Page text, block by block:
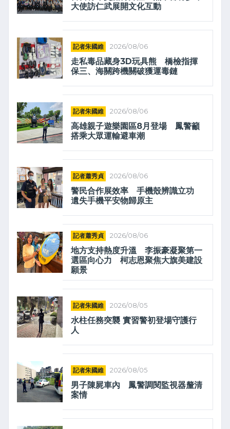
大使訪仁武展開文化互動
記者朱國維 2026/08/06
走私毒品藏身3D玩具熊 橋檢指揮
保三、海關跨機關破獲運毒鏈
記者朱國維 2026/08/06
高雄親子遊樂園區8月登場 鳳警籲
搭乘大眾運輸避車潮
記者蕭秀貞 2026/08/06
警民合作展效率 手機殼辨識立功
遺失手機平安物歸原主
記者蕭秀貞 2026/08/06
地方支持熱度升溫 李振豪凝聚第一
選區向心力 柯志恩聚焦大旗美建設
願景
記者朱國維 2026/08/05
水柱任務突襲 實習警初登場守護行
人
記者朱國維 2026/08/05
男子陳屍車內 鳳警調閱監視器釐清
案情